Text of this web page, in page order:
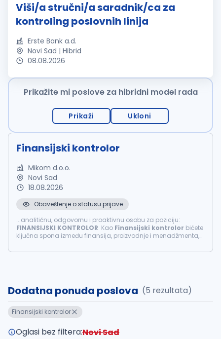
Viši/a stručni/a saradnik/ca za
kontroling poslovnih linija
Erste Bank a.d.
Novi Sad | Hibrid
08.08.2026
Prikažite mi poslove za hibridni model rada
Prikaži Ukloni
Finansijski kontrolor
Mikom d.o.o.
Novi Sad
18.08.2026
Obaveštenje o statusu prijave
...analitičnu, odgovornu i proaktivnu osobu za poziciju:
FINANSIJSKI KONTROLOR Kao Finansijski kontrolor bićete
ključna spona između finansija, proizvodnje i menadžmenta,
projekata: ...
Dodatna ponuda poslova (5 rezultata)
Finansijski kontrolor
Oglasi bez filtera:Novi Sad